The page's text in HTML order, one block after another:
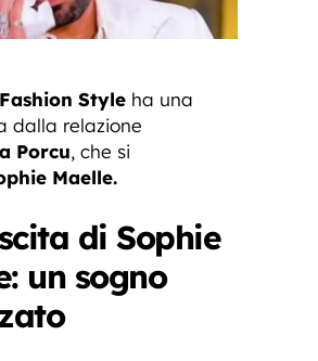
Style ha una
dalla relazione
Porcu, che si
Maelle.
di Sophie
un sogno